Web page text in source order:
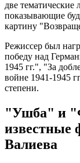
две
показывающие
картину
Режиссер был
победу над
1945 гг.", "За
войне 1941-1945
степени.
"Ушба" и
известные
Валиева